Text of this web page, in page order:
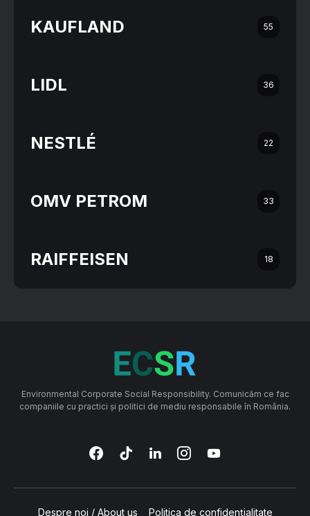
KAUFLAND 55
LIDL 36
NESTLÉ 22
OMV PETROM 33
RAIFFEISEN 18
Environmental Corporate Social Responsibility. Comunicăm ce fac
companiile cu practici și politici de mediu responsabile în România.
Despre noi / About us Politica de confidențialitate